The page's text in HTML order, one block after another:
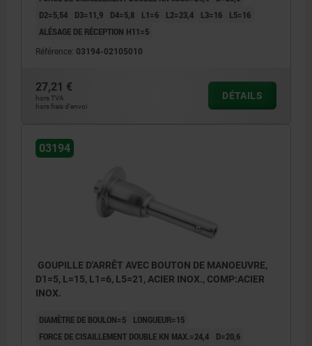
D2=5,54
D3=11,9 D4=5,8 L1=6 L2=23,4 L3=16
L5=16
ALÉSAGE DE RÉCEPTION H11=5
Référence: 03194-02105010
27,21 €
hors TVA
hors frais d’envoi
DÉTAILS
03194
GOUPILLE D'ARRÊT AVEC BOUTON DE MANOEUVRE,
D1=5, L=15, L1=6, L5=21, ACIER INOX., COMP:ACIER
INOX.
DIAMÈTRE DE BOULON=5
LONGUEUR=15
FORCE DE CISAILLEMENT DOUBLE KN MAX.=24,4
D=20,6